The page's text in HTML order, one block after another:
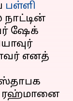
பள்ளி
நாட்டின்
ஷேக்
எனத்
ஸ்தாபக
ரஹ்மானை